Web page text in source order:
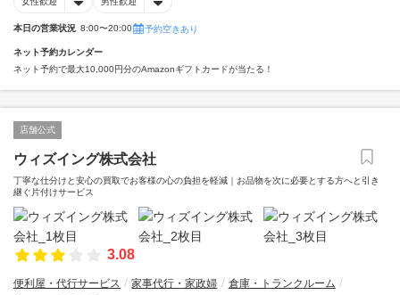
本日の営業状況 8:00〜20:00 予約空きあり
ネット予約カレンダー
ネット予約で最大10,000円分のAmazonギフトカードが当たる！
店舗公式
ウィズイング株式会社
丁寧な仕分けと安心の買取でお客様の心の負担を軽減｜お品物を次に必要とする方へと引き
継ぐ片付けサービス
3.08
便利屋・代行サービス 家事代行・家政婦
倉庫・トランクルーム